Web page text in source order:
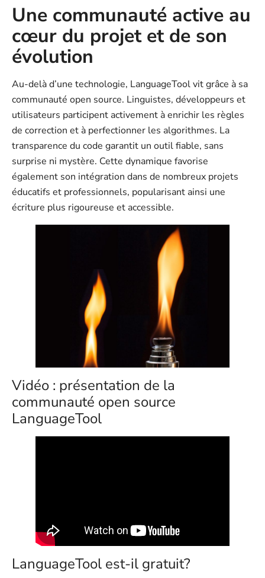
Une communauté active au
cœur du projet et de son
évolution
Au-delà d’une technologie, LanguageTool vit grâce à sa
communauté open source. Linguistes, développeurs et
utilisateurs participent activement à enrichir les règles
de correction et à perfectionner les algorithmes. La
transparence du code garantit un outil fiable, sans
surprise ni mystère. Cette dynamique favorise
également son intégration dans de nombreux projets
éducatifs et professionnels, popularisant ainsi une
écriture plus rigoureuse et accessible.
Vidéo : présentation de la
communauté open source
LanguageTool
LanguageTool est-il gratuit?